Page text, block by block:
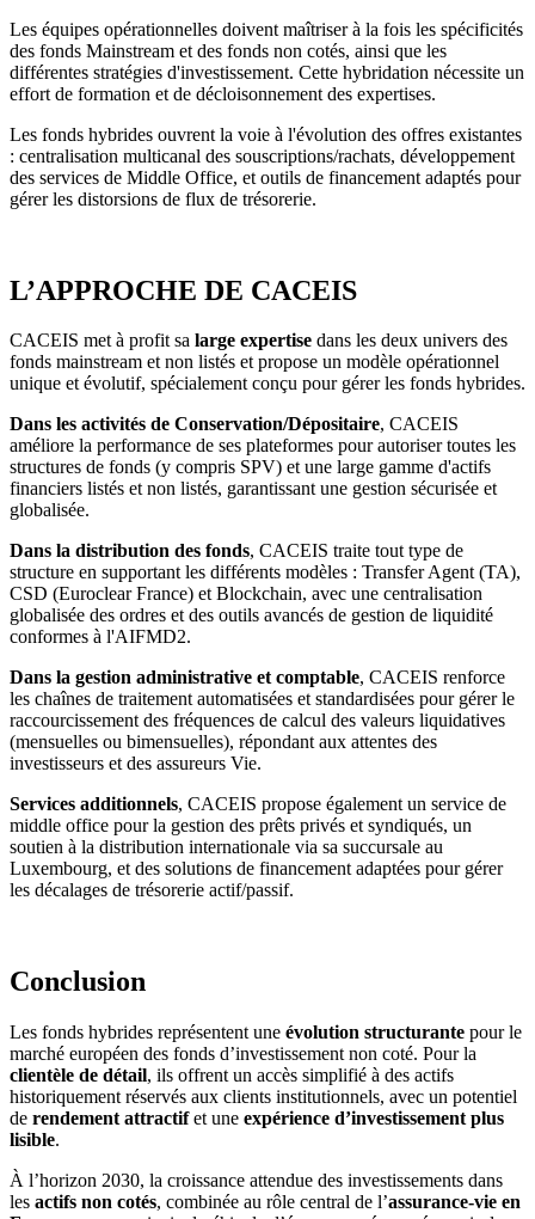
Les équipes opérationnelles doivent maîtriser à la fois les spécificités
des fonds Mainstream et des fonds non cotés, ainsi que les
différentes stratégies d'investissement. Cette hybridation nécessite un
effort de formation et de décloisonnement des expertises.
Les fonds hybrides ouvrent la voie à l'évolution des offres existantes
: centralisation multicanal des souscriptions/rachats, développement
des services de Middle Office, et outils de financement adaptés pour
gérer les distorsions de flux de trésorerie.
L’APPROCHE DE CACEIS
CACEIS met à profit sa large expertise dans les deux univers des
fonds mainstream et non listés et propose un modèle opérationnel
unique et évolutif, spécialement conçu pour gérer les fonds hybrides.
Dans les activités de Conservation/Dépositaire, CACEIS
améliore la performance de ses plateformes pour autoriser toutes les
structures de fonds (y compris SPV) et une large gamme d'actifs
financiers listés et non listés, garantissant une gestion sécurisée et
globalisée.
Dans la distribution des fonds, CACEIS traite tout type de
structure en supportant les différents modèles : Transfer Agent (TA),
CSD (Euroclear France) et Blockchain, avec une centralisation
globalisée des ordres et des outils avancés de gestion de liquidité
conformes à l'AIFMD2.
Dans la gestion administrative et comptable, CACEIS renforce
les chaînes de traitement automatisées et standardisées pour gérer le
raccourcissement des fréquences de calcul des valeurs liquidatives
(mensuelles ou bimensuelles), répondant aux attentes des
investisseurs et des assureurs Vie.
Services additionnels, CACEIS propose également un service de
middle office pour la gestion des prêts privés et syndiqués, un
soutien à la distribution internationale via sa succursale au
Luxembourg, et des solutions de financement adaptées pour gérer
les décalages de trésorerie actif/passif.
Conclusion
Les fonds hybrides représentent une évolution structurante pour le
marché européen des fonds d’investissement non coté. Pour la
clientèle de détail, ils offrent un accès simplifié à des actifs
historiquement réservés aux clients institutionnels, avec un potentiel
de rendement attractifet une expérience d’investissement plus
lisible.
À l’horizon 2030, la croissance attendue des investissements dans
les actifs non cotés, combinée au rôle central de l’assurance-vie en